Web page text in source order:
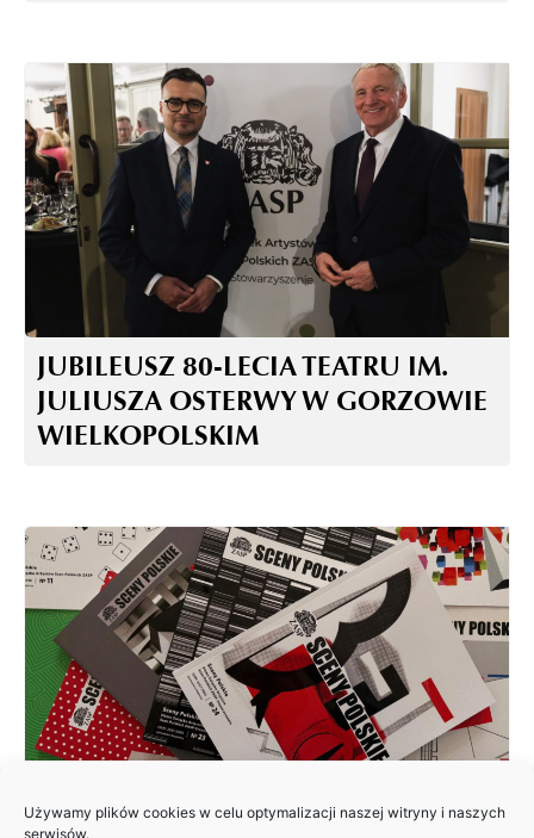
Używamy plików cookies w celu optymalizacji naszej witryny i naszych
serwisów.
JUBILEUSZ 80-LECIA TEATRU IM.
JULIUSZA OSTERWY W GORZOWIE
WIELKOPOLSKIM
ZAPRASZAMY DO NADSYŁANIA